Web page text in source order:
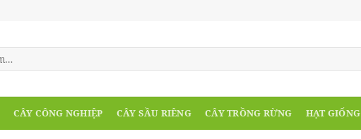
CÂY CÔNG NGHIỆP CÂY SẦU RIÊNG CÂY TRỒNG RỪNG HẠT GIỐNG